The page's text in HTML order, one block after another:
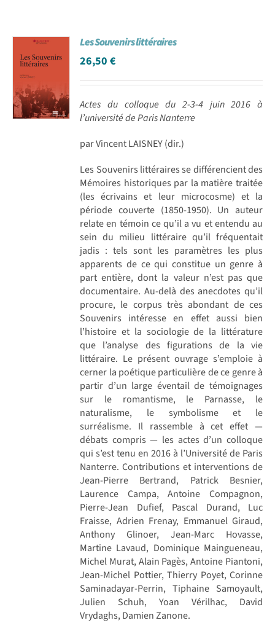
Les Souvenirs littéraires
26,50€
Actes du colloque du 2-3-4 juin 2016 à
l’université de Paris Nanterre
par Vincent LAISNEY (dir.)
Les Souvenirs littéraires se différencient des
Mémoires historiques par la matière traitée
(les écrivains et leur microcosme) et la
période couverte (1850-1950). Un auteur
relate en témoin ce qu’il a vu et entendu au
sein du milieu littéraire qu’il fréquentait
jadis : tels sont les paramètres les plus
apparents de ce qui constitue un genre à
part entière, dont la valeur n’est pas que
documentaire. Au-delà des anecdotes qu’il
procure, le corpus très abondant de ces
Souvenirs intéresse en effet aussi bien
l’histoire et la sociologie de la littérature
que l’analyse des figurations de la vie
littéraire. Le présent ouvrage s’emploie à
cerner la poétique particulière de ce genre à
partir d’un large éventail de témoignages
sur le romantisme, le Parnasse, le
naturalisme, le symbolisme et le
surréalisme. Il rassemble à cet effet —
débats compris — les actes d’un colloque
qui s’est tenu en 2016 à l’Université de Paris
Nanterre. Contributions et interventions de
Jean-Pierre Bertrand, Patrick Besnier,
Laurence Campa, Antoine Compagnon,
Pierre-Jean Dufief, Pascal Durand, Luc
Fraisse, Adrien Frenay, Emmanuel Giraud,
Anthony Glinoer, Jean-Marc Hovasse,
Martine Lavaud, Dominique Maingueneau,
Michel Murat, Alain Pagès, Antoine Piantoni,
Jean-Michel Pottier, Thierry Poyet, Corinne
Saminadayar-Perrin, Tiphaine Samoyault,
Julien Schuh, Yoan Vérilhac, David
Vrydaghs, Damien Zanone.